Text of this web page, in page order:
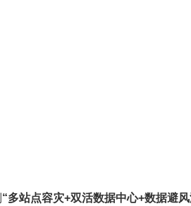
“多站点容灾+双活数据中心+数据避